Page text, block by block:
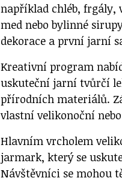
například chléb, frgály,
med nebo bylinné
dekorace a první jarní
Kreativní program
uskuteční jarní tvůrčí
přírodních materiálů.
vlastní velikonoční
Hlavním vrcholem
jarmark, který se
Návštěvníci se mohou